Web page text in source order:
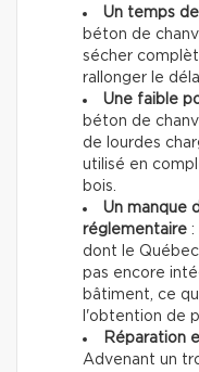
Un temps
béton de
sécher
rallonger le
Une faible
béton de
de lourdes
utilisé en
bois.
Un manque
réglementaire :
dont le
pas encore
bâtiment, ce
l'obtention de
Réparation
Advenant un